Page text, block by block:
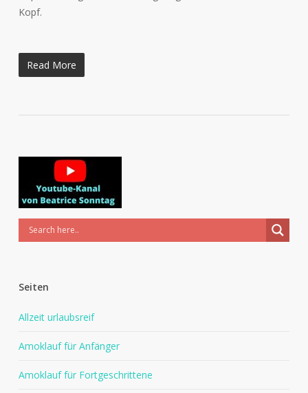
Kopf.
Read More
Seiten
Allzeit urlaubsreif
Amoklauf für Anfänger
Amoklauf für Fortgeschrittene